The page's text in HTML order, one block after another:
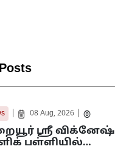
08 Aug, 2026
ஸ்ரீ விக்னேஷ்
பள்ளியில்…